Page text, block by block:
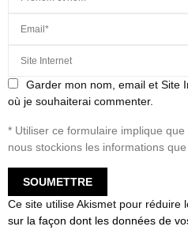
Garder mon nom, email et Site
où je souhaiterai commenter.
* Utiliser ce formulaire implique
nous stockions les informations
Ce site utilise Akismet pour réduire
sur la façon dont les données de